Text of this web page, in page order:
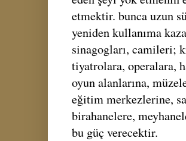
etmektir. bunca uzun
yeniden kullanıma
sinagogları, camileri;
tiyatrolara, operalara,
oyun alanlarına,
eğitim merkezlerine,
birahanelere,
bu güç verecektir.